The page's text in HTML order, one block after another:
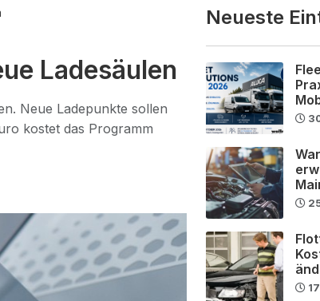
Ladesäulen
Neue Ladepunkte sollen
kostet das Programm
Neueste